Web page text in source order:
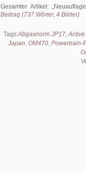
Gesamter Artikel:
Beitrag (737 Wörter, 4 Bilder)
Tags:Abgasnorm JP17,Active
Japan, OM470, Powertrain-